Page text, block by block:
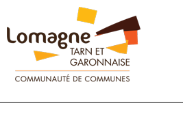
Panneau de gestion des